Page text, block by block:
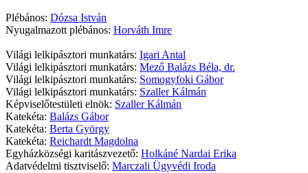
Plébános: Dózsa István
Nyugalmazott plébános: Horváth Imre
Világi lelkipásztori munkatárs: Igari Antal
Világi lelkipásztori munkatárs: Mező Balázs Béla, dr.
Világi lelkipásztori munkatárs: Somogyfoki Gábor
Világi lelkipásztori munkatárs: Szaller Kálmán
Képviselőtestületi elnök: Szaller Kálmán
Katekéta: Balázs Gábor
Katekéta: Berta György
Katekéta: Reichardt Magdolna
Egyházközségi karitászvezető: Holkáné Nardai Erika
Adatvédelmi tisztviselő: Marczali Ügyvédi Iroda